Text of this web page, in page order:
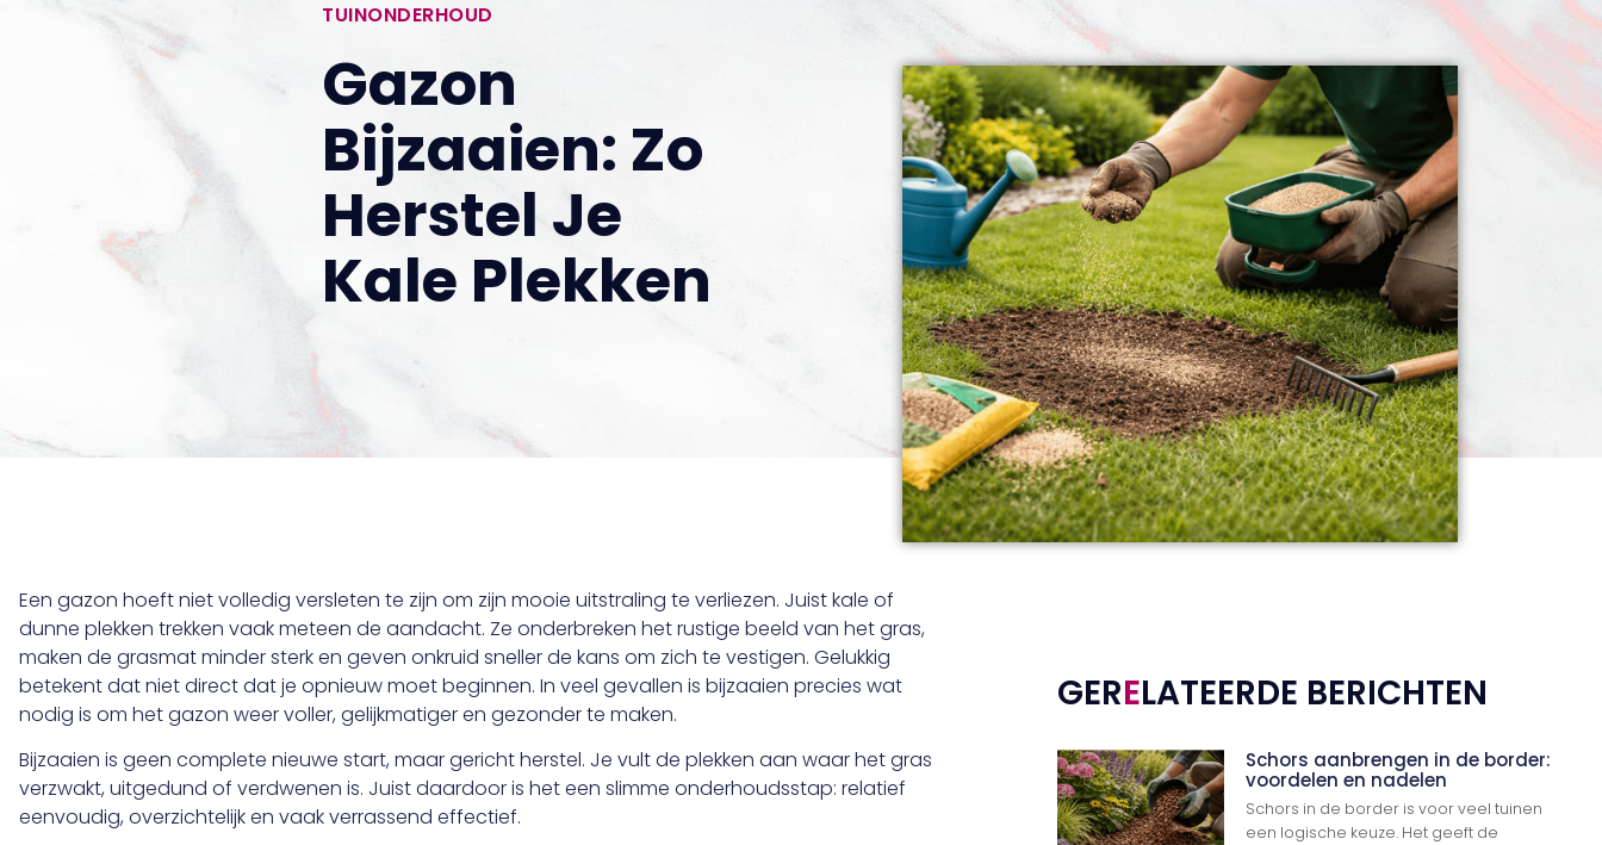
TUINONDERHOUD
Gazon
Bijzaaien: Zo
Herstel Je
Kale Plekken
Een gazon hoeft niet volledig versleten te zijn om zijn mooie uitstraling te verliezen. Juist kale of
dunne plekken trekken vaak meteen de aandacht. Ze onderbreken het rustige beeld van het gras,
maken de grasmat minder sterk en geven onkruid sneller de kans om zich te vestigen. Gelukkig
betekent dat niet direct dat je opnieuw moet beginnen. In veel gevallen is bijzaaien precies wat
nodig is om het gazon weer voller, gelijkmatiger en gezonder te maken.
Bijzaaien is geen complete nieuwe start, maar gericht herstel. Je vult de plekken aan waar het gras
verzwakt, uitgedund of verdwenen is. Juist daardoor is het een slimme onderhoudsstap: relatief
eenvoudig, overzichtelijk en vaak verrassend effectief.
GERELATEERDE BERICHTEN
Schors aanbrengen in de border:
voordelen en nadelen
Schors in de border is voor veel tuinen
een logische keuze. Het geeft de